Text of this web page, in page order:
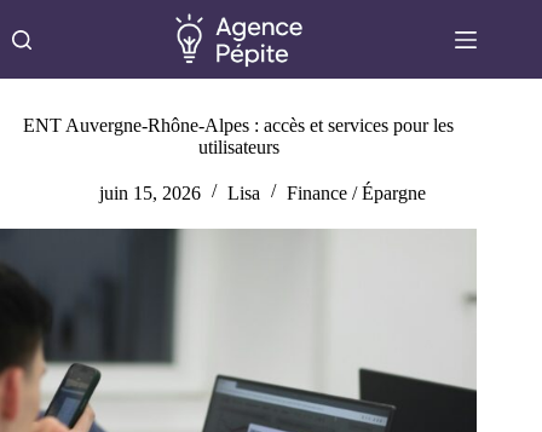
au
contenu
ENT Auvergne-Rhône-Alpes : accès et services pour les
utilisateurs
juin 15, 2026 Lisa Finance / Épargne